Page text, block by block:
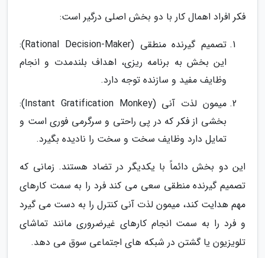
فکر افراد اهمال کار با دو بخش اصلی درگیر است:
تصمیم گیرنده منطقی (Rational Decision-Maker):
این بخش به برنامه ریزی، اهداف بلندمدت و انجام
وظایف مفید و سازنده توجه دارد.
میمون لذت آنی (Instant Gratification Monkey):
بخشی از فکر که در پی راحتی و سرگرمی فوری است و
تمایل دارد وظایف سخت و سخت را نادیده بگیرد.
این دو بخش دائماً با یکدیگر در تضاد هستند. زمانی که
تصمیم گیرنده منطقی سعی می کند فرد را به سمت کارهای
مهم هدایت کند، میمون لذت آنی کنترل را به دست می گیرد
و فرد را به سمت انجام کارهای غیرضروری مانند تماشای
تلویزیون یا گشتن در شبکه های اجتماعی سوق می دهد.